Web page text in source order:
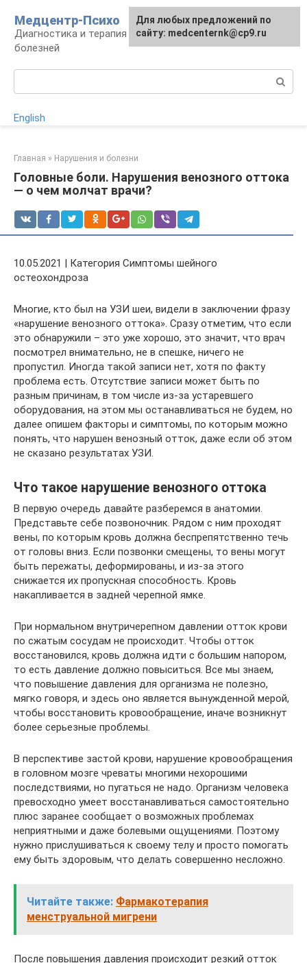
контенту
Медцентр-Психо
Диагностика и терапия психоневрологических
болезней
English
Главная » Нарушения и болезни
Головные боли. Нарушения венозного оттока
— о чем молчат врачи?
10.05.2021 | Категория Симптомы шейного
остеохондроза
Многие, кто был на УЗИ шеи, видели в заключении фразу
«нарушение венозного оттока». Сразу отметим, что если
это обнаружили – это уже хорошо, это значит, что врач
посмотрел внимательно, не в спешке, ничего не
пропустил. Иногда такой записи нет, хотя по факту
проблема есть. Отсутствие записи может быть по
разным причинам, в том числе из-за устаревшего
оборудования, на этом мы останавливаться не будем, но
далее опишем факторы и симптомы, по которым можно
понять, что нарушен венозный отток, даже если об этом
не сказано результатах УЗИ.
Что такое нарушение венозного оттока
В первую очередь давайте разберемся в анатомии.
Представьте себе позвоночник. Рядом с ним проходят
вены, по которым кровь должна беспрепятственно течь
от головы вниз. Если позвонки смещены, то вены могут
быть пережаты, деформированы, и из-за этого
снижается их пропускная способность. Кровь
накапливается в задней черепной ямке.
При нормальном внутричерепном давлении отток крови
по сжатым сосудам не происходит. Чтобы отток
восстановился, кровь должна идти с большим напором,
то есть давление должно повыситься. Все мы знаем,
что повышение давления для организма не полезно,
мягко говоря, и здесь оно является вынужденной мерой,
чтобы восстановить кровообращение, иначе возникнут
более серьезные проблемы.
В перспективе застой крови, нарушение кровообращения
в головном мозге чреваты многими нехорошими
последствиями, но пугаться не надо. Организм человека
превосходно умеет восстанавливаться самостоятельно
плюс заранее сообщает о возможных проблемах
неприятными и даже болевыми ощущениями. Поэтому
нужно прислушиваться к своему телу и просто помогать
ему быть здоровым, что делать совершенно несложно.
Читайте также: Фармакотерапия
менструальной мигрени
После повышения давления происходит резкий отток
Для любых предложений по
сайту: medcenternk@cp9.ru